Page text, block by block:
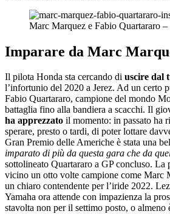
Marc Marquez e Fabio Quartararo
Imparare da Marc
Il pilota Honda sta cercando di uscire dal
l’infortunio del 2020 a Jerez. Ad un certo
Fabio Quartararo, campione del mondo
battaglia fino alla bandiera a scacchi. Il
ha apprezzato il momento: in passato ha
sperare, presto o tardi, di poter lottare
Gran Premio delle Americhe è stata una
imparato di più da questa gara che da
sottolineato Quartararo a GP concluso. La
vicino un otto volte campione come Marc
un chiaro contendente per l’iride 2022.
Yamaha ora attende con impazienza la
stavolta non per il settimo posto, o